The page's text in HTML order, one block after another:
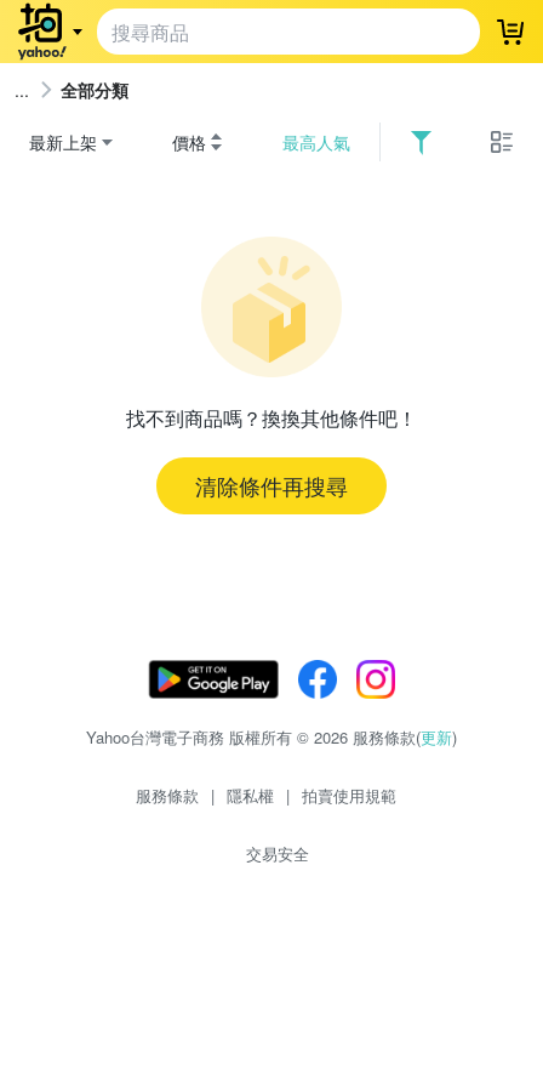
登
全部分類
最新上架 價格 最高人氣
找不到商品嗎？換換其他條件吧！
清除條件再搜尋
Yahoo台灣電子商務 版權所有 © 2026 服務條款(更新)
服務條款 | 隱私權 | 拍賣使用規範
交易安全